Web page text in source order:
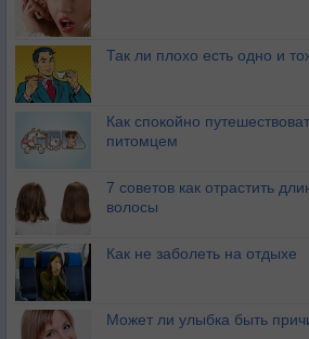
Так ли плохо есть одно и
Как спокойно
питомцем
7 советов как отрастить
волосы
Как не заболеть на отдыхе
Может ли улыбка быть